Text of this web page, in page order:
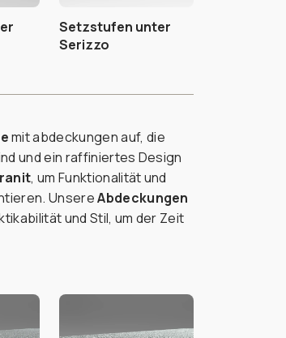
Setzstufen unter
Serizzo
mit abdeckungen auf, die
und ein raffiniertes Design
, um Funktionalität und
UnsereAbdeckungen
und Stil, um der Zeit